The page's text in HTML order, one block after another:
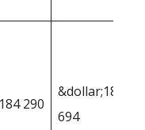
290
&dollar;183
694